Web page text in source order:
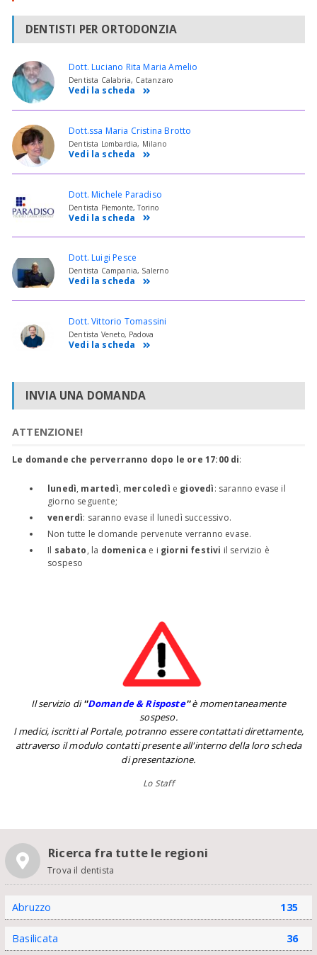
DENTISTI PER ORTODONZIA
Dott. Luciano Rita Maria Amelio
Dentista Calabria, Catanzaro
Vedi la scheda
Dott.ssa Maria Cristina Brotto
Dentista Lombardia, Milano
Vedi la scheda
Dott. Michele Paradiso
Dentista Piemonte, Torino
Vedi la scheda
Dott. Luigi Pesce
Dentista Campania, Salerno
Vedi la scheda
Dott. Vittorio Tomassini
Dentista Veneto, Padova
Vedi la scheda
INVIA UNA DOMANDA
ATTENZIONE!
Le domande che perverranno dopo le ore 17:00 di:
lunedì, martedì, mercoledì e giovedì: saranno evase il
giorno seguente;
venerdì: saranno evase il lunedì successivo.
Non tutte le domande pervenute verranno evase.
Il sabato, la domenica e i giorni festivi il servizio è
sospeso
Il servizio di''Domande & Risposte''è momentaneamente
sospeso.
I medici, iscritti al Portale, potranno essere contattati direttamente,
attraverso il modulo contatti presente all'interno della loro scheda
di presentazione.
Lo Staff
Ricerca fra tutte le regioni
Trova il dentista
Abruzzo 135
Basilicata 36